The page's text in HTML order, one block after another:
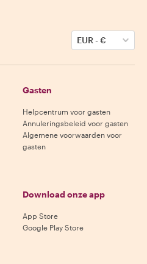
EUR-€
Gasten
Helpcentrum voor gasten
Annuleringsbeleid voor gasten
Algemene voorwaarden voor
gasten
Download onze app
App Store
Google Play Store